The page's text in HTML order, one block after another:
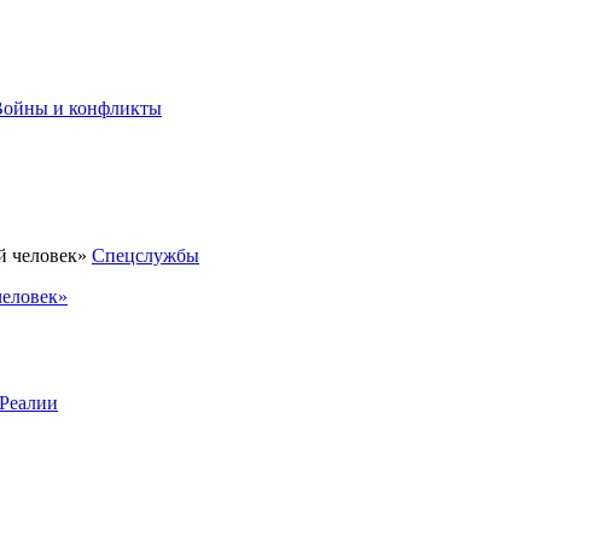
и конфликты
Спецслужбы
Реалии